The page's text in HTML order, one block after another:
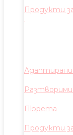
Продукти
Адаптирани
Пюрета
Продукти